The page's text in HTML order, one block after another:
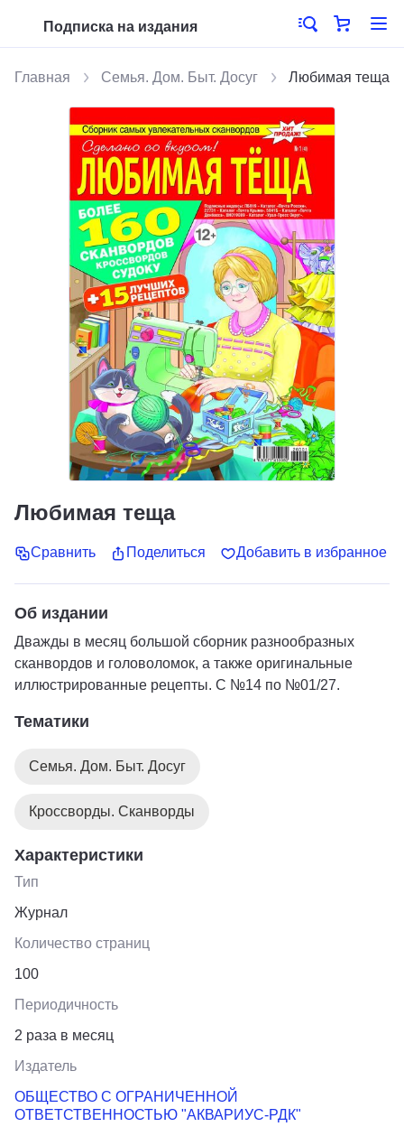
Подписка на издания
Главная Семья. Дом. Быт. Досуг Любимая теща
Любимая теща
Сравнить Поделиться Добавить в избранное
Об издании
Дважды в месяц большой сборник разнообразных
сканвордов и головоломок, а также оригинальные
иллюстрированные рецепты. С №14 по №01/27.
Тематики
Семья. Дом. Быт. Досуг
Кроссворды. Сканворды
Характеристики
Тип
Журнал
Количество страниц
100
Периодичность
2 раза в месяц
Издатель
ОБЩЕСТВО С ОГРАНИЧЕННОЙ
ОТВЕТСТВЕННОСТЬЮ "АКВАРИУС-РДК"